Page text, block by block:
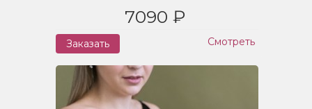
7090 ₽
Заказать Смотреть